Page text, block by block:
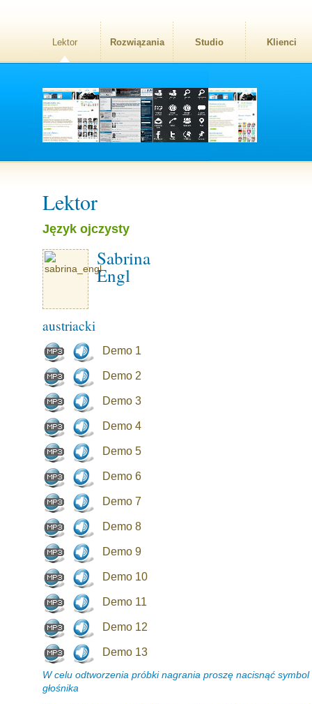
Lektor Rozwiązania Studio Klienci
Lektor
Język ojczysty
Sabrina
Engl
austriacki
Demo 1
Demo 2
Demo 3
Demo 4
Demo 5
Demo 6
Demo 7
Demo 8
Demo 9
Demo 10
Demo 11
Demo 12
Demo 13
W celu odtworzenia próbki nagrania proszę nacisnąć symbol
głośnika